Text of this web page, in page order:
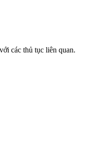
các thủ tục liên quan.